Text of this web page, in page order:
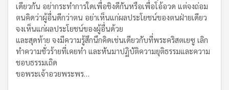
เดียวกัน อย่ากระทำการใดเพื่อชิงดีกันหรือเพื่อโอ้อวด แต่จงถ่อม
ตนคิดว่าผู้อื่นดีกว่าตน อย่าเห็นแก่ผลประโยชน์ของตนฝ่ายเดียว
จงเห็นแก่ผลประโยชน์ของผู้อื่นด้วย
และสุดท้าย จงมีความรู้สึกนึกคิดเช่นเดียวกับที่พระคริสตเยซู เลิก
ทำความชั่วร้ายที่เคยทำ และหันมาปฏิบัติความยุติธรรมและความ
ชอบธรรมเถิด
ขอพระเจ้าอวยพระพร…